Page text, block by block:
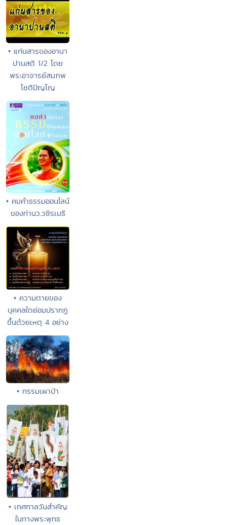
• แก่นสารของอานา
ปานสติ 1/2 โดย
พระอาจารย์สมภพ
โชติปัญโญ
• คมคำธรรมออนไลน์
ของท่านว.วชิรเมธี
• ความตายของ
บุคคลใดย่อมปรากฏ
ขึ้นด้วยเหตุ 4 อย่าง
• กรรมเผาป่า
• เทศกาลวันสำคัญ
ในทางพระพุทธ